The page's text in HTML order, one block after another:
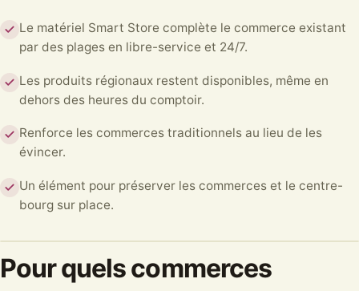
Le matériel Smart Store complète le commerce existant
par des plages en libre-service et 24/7.
Les produits régionaux restent disponibles, même en
dehors des heures du comptoir.
Renforce les commerces traditionnels au lieu de les
évincer.
Un élément pour préserver les commerces et le centre-
bourg sur place.
Pour quels commerces